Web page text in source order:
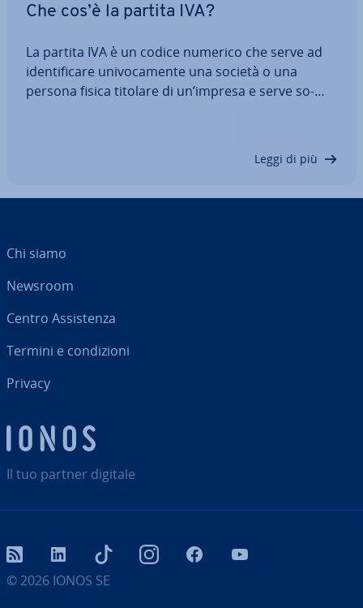
Che cos’è la partita IVA?
La partita IVA è un codice numerico che serve ad
iden­ti­fi­ca­re uni­vo­ca­men­te una società o una
persona fisica titolare di un’impresa e serve so­
Leggi di più
Il tuo partner digitale
Chi siamo
Newsroom
Centro As­si­sten­za
Termini e con­di­zio­ni
Privacy
© 2026 IONOS SE
RSS LinkedIn tiktok InstagramFacebook